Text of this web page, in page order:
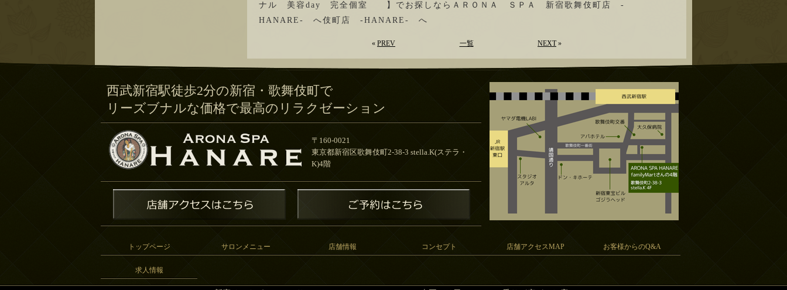
ナル 美容day 完全個室 】でお探しならＡＲＯＮＡ ＳＰＡ 新宿歌舞伎町店 -
HANARE- へ伎町店 -HANARE- へ
« PREV 一覧 NEXT»
西武新宿駅徒歩2分の新宿・歌舞伎町で
リーズブナルな価格で最高のリラクゼーション
〒160-0021
東京都新宿区歌舞伎町2-38-3 stella.K(ステラ・
K)4階
トップページ サロンメニュー 店舗情報 コンセプト 店舗アクセスMAP お客様からのQ&A
求人情報